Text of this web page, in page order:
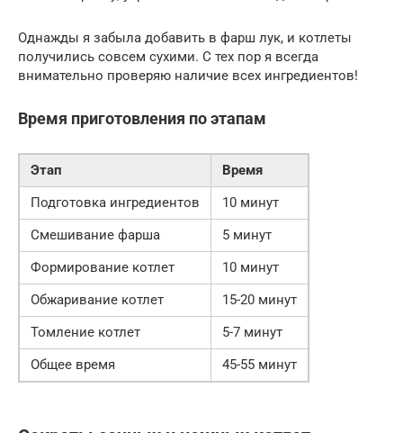
Однажды я забыла добавить в фарш лук, и котлеты
получились совсем сухими. С тех пор я всегда
внимательно проверяю наличие всех ингредиентов!
Время приготовления по этапам
Этап
Время
Подготовка ингредиентов
10 минут
Смешивание фарша
5 минут
Формирование котлет
10 минут
Обжаривание котлет
15-20 минут
Томление котлет
5-7 минут
Общее время
45-55 минут